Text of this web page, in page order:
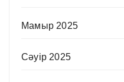
Мамыр 2025
Сәуір 2025